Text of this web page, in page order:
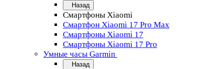
Назад
Смартфоны Xiaomi
Смартфон Xiaomi 17 Pro Max
Смартфоны Xiaomi 17
Смартфоны Xiaomi 17 Pro
Умные часы Garmin
Назад